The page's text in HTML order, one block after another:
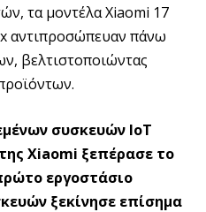
τα μοντέλα Xiaomi 17
αντιπροσώπευαν πάνω
βελτιστοποιώντας
συσκευών IoT
Xiaomi ξεπέρασε το
εργοστάσιο
ξεκίνησε επίσημα